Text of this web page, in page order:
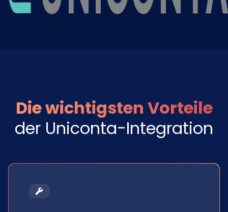
Die wichtigsten Vorteile
der Uniconta-Integration